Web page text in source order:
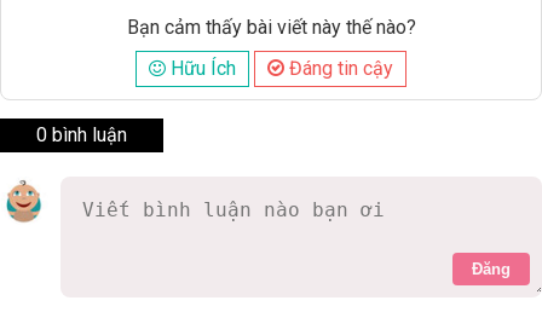
Bạn cảm thấy bài viết này thế nào?
Hữu Ích
Đáng tin cậy
0 bình luận
Đăng